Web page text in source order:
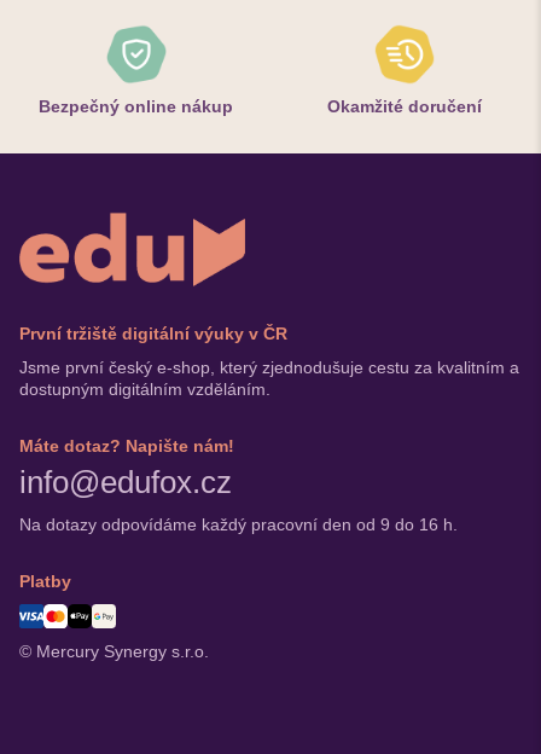
Bezpečný online nákup Okamžité doručení
První tržiště digitální výuky v ČR
Jsme první český e-shop, který zjednodušuje cestu za kvalitním a
dostupným digitálním vzděláním.
Máte dotaz? Napište nám!
info@edufox.cz
Na dotazy odpovídáme každý pracovní den od 9 do 16 h.
Platby
© Mercury Synergy s.r.o.